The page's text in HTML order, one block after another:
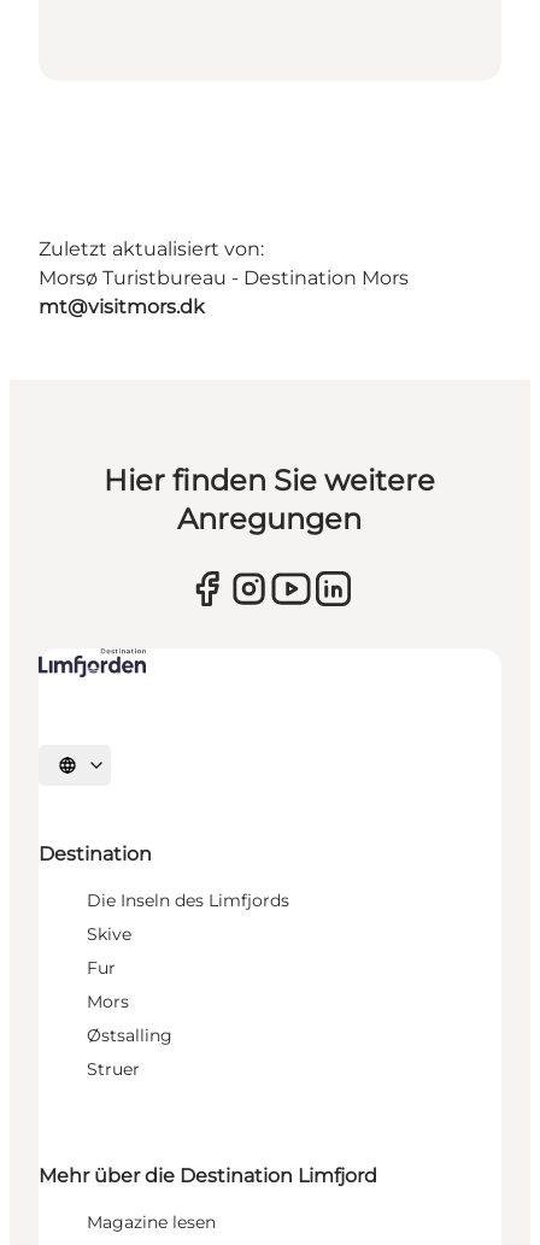
Zuletzt aktualisiert von:
Morsø Turistbureau - Destination Mors
mt@visitmors.dk
Hier finden Sie weitere
Anregungen
Sprache auswählen
Destination
Die Inseln des Limfjords
Skive
Fur
Mors
Østsalling
Struer
Mehr über die Destination Limfjord
Magazine lesen